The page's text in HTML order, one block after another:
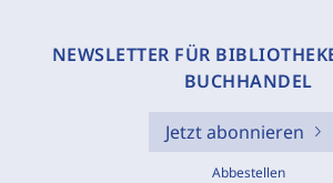
NEWSLETTER FÜR
BUCHHANDEL
Jetzt abonnieren
Abbestellen